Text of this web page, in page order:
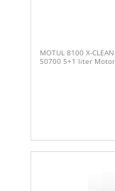
MOTUL 8100 X-
50700 5+1 liter